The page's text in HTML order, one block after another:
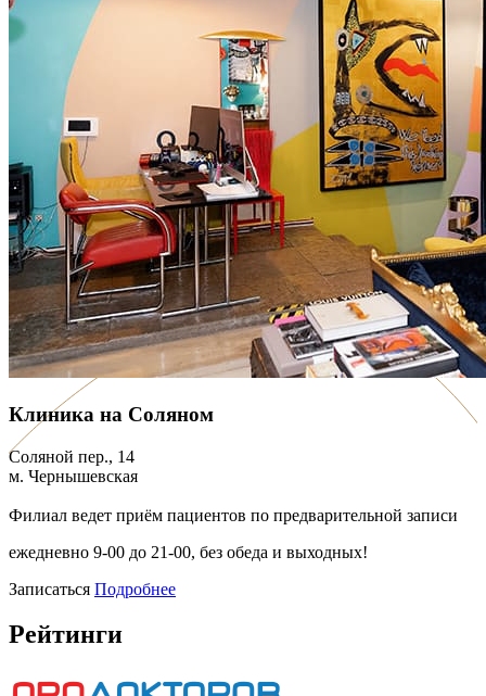
Клиника на Соляном
Соляной пер., 14
м. Чернышевская
Филиал ведет приём пациентов по предварительной записи
ежедневно 9-00 до 21-00, без обеда и выходных!
Записаться Подробнее
Рейтинги